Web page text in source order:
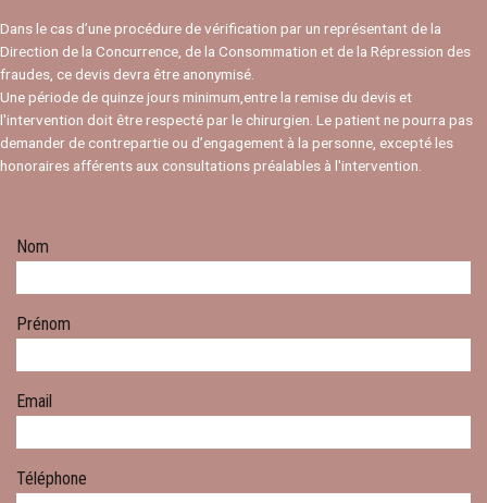
Dans le cas d’une procédure de vérification par un représentant de la
Direction de la Concurrence, de la Consommation et de la Répression des
fraudes, ce devis devra être anonymisé.
Une période de quinze jours minimum,entre la remise du devis et
l'intervention doit être respecté par le chirurgien. Le patient ne pourra pas
demander de contrepartie ou d’engagement à la personne, excepté les
honoraires afférents aux consultations préalables à l'intervention.
Nom
Prénom
Email
Téléphone